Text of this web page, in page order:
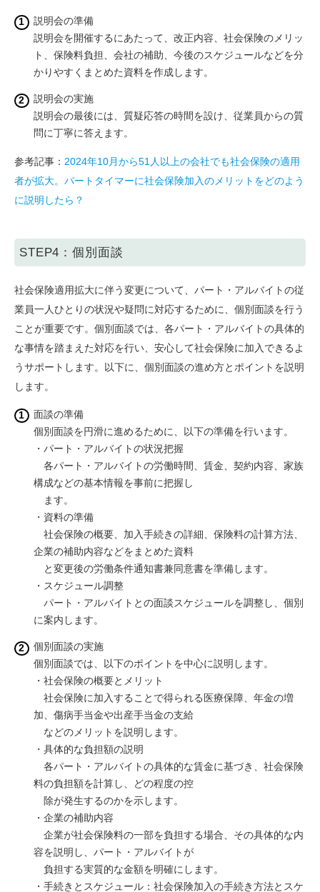
説明会の準備
説明会を開催するにあたって、改正内容、社会保険のメリッ
ト、保険料負担、会社の補助、今後のスケジュールなどを分
かりやすくまとめた資料を作成します。
説明会の実施
説明会の最後には、質疑応答の時間を設け、従業員からの質
問に丁寧に答えます。
参考記事： 2024年10月から51人以上の会社でも社会保険の適用
者が拡大。パートタイマーに社会保険加入のメリットをどのよう
に説明したら？
STEP4：個別面談
社会保険適用拡大に伴う変更について、パート・アルバイトの従
業員一人ひとりの状況や疑問に対応するために、個別面談を行う
ことが重要です。個別面談では、各パート・アルバイトの具体的
な事情を踏まえた対応を行い、安心して社会保険に加入できるよ
うサポートします。以下に、個別面談の進め方とポイントを説明
します。
面談の準備
個別面談を円滑に進めるために、以下の準備を行います。
・パート・アルバイトの状況把握
各パート・アルバイトの労働時間、賃金、契約内容、家族
構成などの基本情報を事前に把握し
ます。
・資料の準備
社会保険の概要、加入手続きの詳細、保険料の計算方法、
企業の補助内容などをまとめた資料
と変更後の労働条件通知書兼同意書を準備します。
・スケジュール調整
パート・アルバイトとの面談スケジュールを調整し、個別
に案内します。
個別面談の実施
個別面談では、以下のポイントを中心に説明します。
・社会保険の概要とメリット
社会保険に加入することで得られる医療保障、年金の増
加、傷病手当金や出産手当金の支給
などのメリットを説明します。
・具体的な負担額の説明
各パート・アルバイトの具体的な賃金に基づき、社会保険
料の負担額を計算し、どの程度の控
除が発生するのかを示します。
・企業の補助内容
企業が社会保険料の一部を負担する場合、その具体的な内
容を説明し、パート・アルバイトが
負担する実質的な金額を明確にします。
・手続きとスケジュール：社会保険加入の手続き方法とスケ